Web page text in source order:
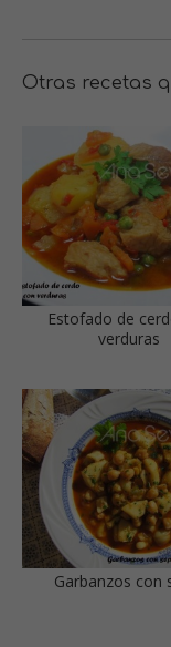
Otras recetas
Estofado de
verduras
Garbanzos con